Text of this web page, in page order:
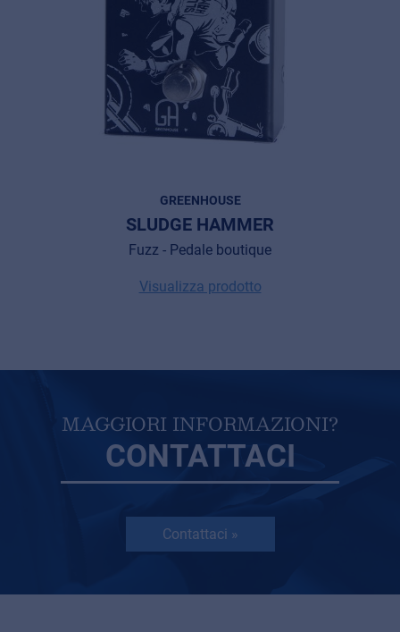
© 2026 Frenexport SpA
Privacy
Cookie information
GREENHOUSE
SLUDGE HAMMER
Fuzz - Pedale boutique
Visualizza prodotto
MAGGIORI INFORMAZIONI?
CONTATTACI
Contattaci »